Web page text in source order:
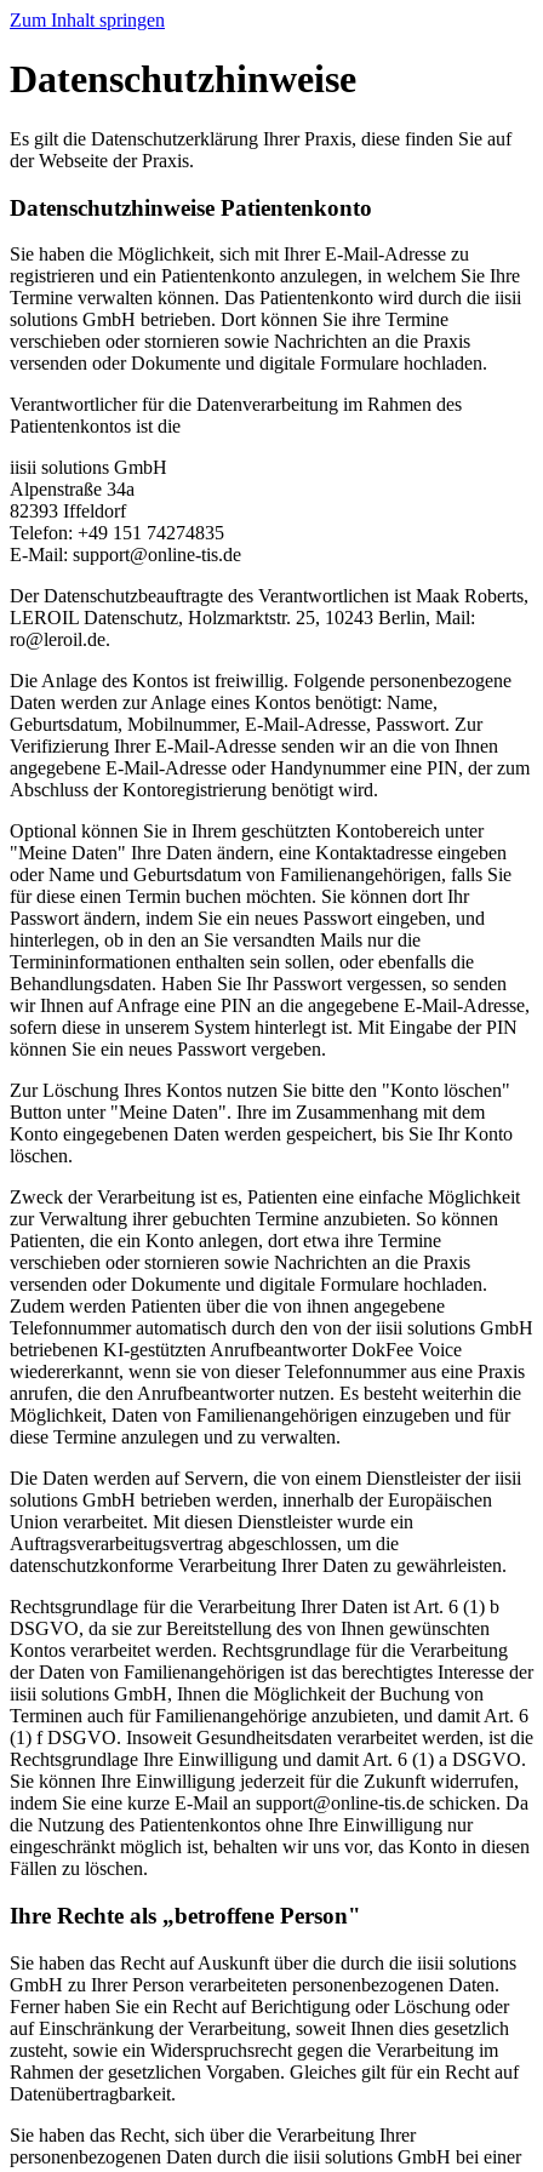
Zum Inhalt springen
Datenschutzhinweise
Es gilt die Datenschutzerklärung Ihrer Praxis, diese finden Sie auf
der Webseite der Praxis.
Datenschutzhinweise Patientenkonto
Sie haben die Möglichkeit, sich mit Ihrer E-Mail-Adresse zu
registrieren und ein Patientenkonto anzulegen, in welchem Sie Ihre
Termine verwalten können. Das Patientenkonto wird durch die iisii
solutions GmbH betrieben. Dort können Sie ihre Termine
verschieben oder stornieren sowie Nachrichten an die Praxis
versenden oder Dokumente und digitale Formulare hochladen.
Verantwortlicher für die Datenverarbeitung im Rahmen des
Patientenkontos ist die
iisii solutions GmbH
Alpenstraße 34a
82393 Iffeldorf
Telefon: +49 151 74274835
E-Mail: support@online-tis.de
Der Datenschutzbeauftragte des Verantwortlichen ist Maak Roberts,
LEROIL Datenschutz, Holzmarktstr. 25, 10243 Berlin, Mail:
ro@leroil.de.
Die Anlage des Kontos ist freiwillig. Folgende personenbezogene
Daten werden zur Anlage eines Kontos benötigt: Name,
Geburtsdatum, Mobilnummer, E-Mail-Adresse, Passwort. Zur
Verifizierung Ihrer E-Mail-Adresse senden wir an die von Ihnen
angegebene E-Mail-Adresse oder Handynummer eine PIN, der zum
Abschluss der Kontoregistrierung benötigt wird.
Optional können Sie in Ihrem geschützten Kontobereich unter
"Meine Daten" Ihre Daten ändern, eine Kontaktadresse eingeben
oder Name und Geburtsdatum von Familienangehörigen, falls Sie
für diese einen Termin buchen möchten. Sie können dort Ihr
Passwort ändern, indem Sie ein neues Passwort eingeben, und
hinterlegen, ob in den an Sie versandten Mails nur die
Termininformationen enthalten sein sollen, oder ebenfalls die
Behandlungsdaten. Haben Sie Ihr Passwort vergessen, so senden
wir Ihnen auf Anfrage eine PIN an die angegebene E-Mail-Adresse,
sofern diese in unserem System hinterlegt ist. Mit Eingabe der PIN
können Sie ein neues Passwort vergeben.
Zur Löschung Ihres Kontos nutzen Sie bitte den "Konto löschen"
Button unter "Meine Daten". Ihre im Zusammenhang mit dem
Konto eingegebenen Daten werden gespeichert, bis Sie Ihr Konto
löschen.
Zweck der Verarbeitung ist es, Patienten eine einfache Möglichkeit
zur Verwaltung ihrer gebuchten Termine anzubieten. So können
Patienten, die ein Konto anlegen, dort etwa ihre Termine
verschieben oder stornieren sowie Nachrichten an die Praxis
versenden oder Dokumente und digitale Formulare hochladen.
Zudem werden Patienten über die von ihnen angegebene
Telefonnummer automatisch durch den von der iisii solutions GmbH
betriebenen KI-gestützten Anrufbeantworter DokFee Voice
wiedererkannt, wenn sie von dieser Telefonnummer aus eine Praxis
anrufen, die den Anrufbeantworter nutzen. Es besteht weiterhin die
Möglichkeit, Daten von Familienangehörigen einzugeben und für
diese Termine anzulegen und zu verwalten.
Die Daten werden auf Servern, die von einem Dienstleister der iisii
solutions GmbH betrieben werden, innerhalb der Europäischen
Union verarbeitet. Mit diesen Dienstleister wurde ein
Auftragsverarbeitugsvertrag abgeschlossen, um die
datenschutzkonforme Verarbeitung Ihrer Daten zu gewährleisten.
Rechtsgrundlage für die Verarbeitung Ihrer Daten ist Art. 6 (1) b
DSGVO, da sie zur Bereitstellung des von Ihnen gewünschten
Kontos verarbeitet werden. Rechtsgrundlage für die Verarbeitung
der Daten von Familienangehörigen ist das berechtigtes Interesse der
iisii solutions GmbH, Ihnen die Möglichkeit der Buchung von
Terminen auch für Familienangehörige anzubieten, und damit Art. 6
(1) f DSGVO. Insoweit Gesundheitsdaten verarbeitet werden, ist die
Rechtsgrundlage Ihre Einwilligung und damit Art. 6 (1) a DSGVO.
Sie können Ihre Einwilligung jederzeit für die Zukunft widerrufen,
indem Sie eine kurze E-Mail an support@online-tis.de schicken. Da
die Nutzung des Patientenkontos ohne Ihre Einwilligung nur
eingeschränkt möglich ist, behalten wir uns vor, das Konto in diesen
Fällen zu löschen.
Ihre Rechte als „betroffene Person"
Sie haben das Recht auf Auskunft über die durch die iisii solutions
GmbH zu Ihrer Person verarbeiteten personenbezogenen Daten.
Ferner haben Sie ein Recht auf Berichtigung oder Löschung oder
auf Einschränkung der Verarbeitung, soweit Ihnen dies gesetzlich
zusteht, sowie ein Widerspruchsrecht gegen die Verarbeitung im
Rahmen der gesetzlichen Vorgaben. Gleiches gilt für ein Recht auf
Datenübertragbarkeit.
Sie haben das Recht, sich über die Verarbeitung Ihrer
personenbezogenen Daten durch die iisii solutions GmbH bei einer